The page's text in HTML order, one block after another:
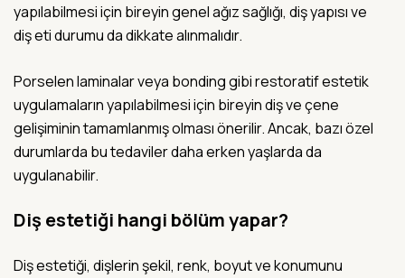
yapılabilmesi için bireyin genel ağız sağlığı, diş yapısı ve
diş eti durumu da dikkate alınmalıdır.
Porselen laminalar veya bonding gibi restoratif estetik
uygulamaların yapılabilmesi için bireyin diş ve çene
gelişiminin tamamlanmış olması önerilir. Ancak, bazı özel
durumlarda bu tedaviler daha erken yaşlarda da
uygulanabilir.
Diş estetiği hangi bölüm yapar?
Diş estetiği, dişlerin şekil, renk, boyut ve konumunu